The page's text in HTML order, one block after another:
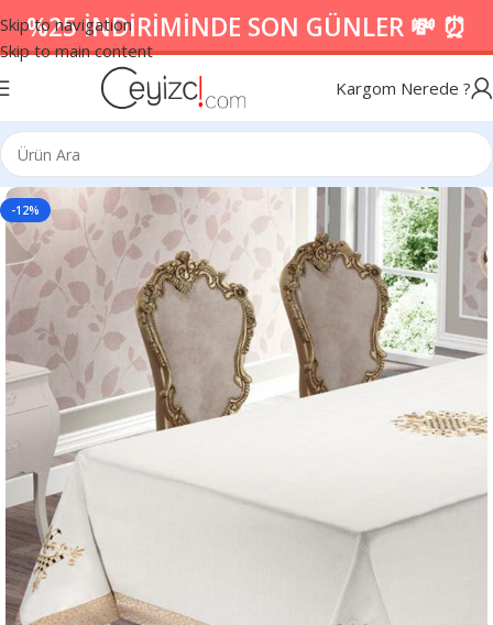
Skip to navigation
Skip to main content
%25 İNDİRİMİNDE SON GÜNLER 💸 ⏰
Kargom Nerede ?
-12%